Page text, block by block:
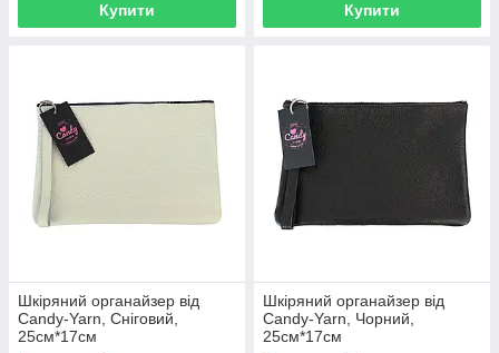
Купити Купити
Шкіряний органайзер від
Candy-Yarn, Сніговий,
25см*17см
Шкіряний органайзер від
Candy-Yarn, Чорний,
25см*17см